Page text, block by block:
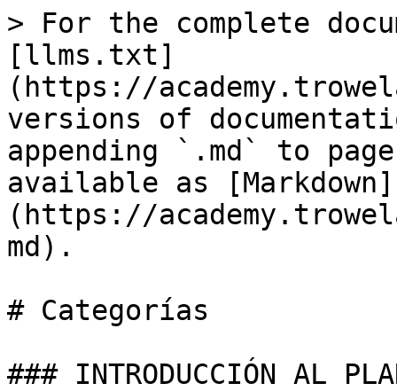
> For the complete
[llms.txt]
(https://
versions of
appending `.md` to
available as [Markdown]
(https://
md).
# Categorías
### INTRODUCCIÓN AL